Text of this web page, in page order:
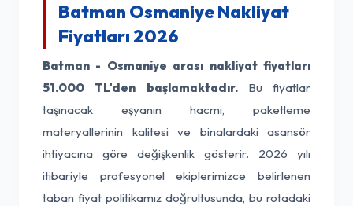
Batman Osmaniye Nakliyat
Fiyatları 2026
Batman - Osmaniye arası nakliyat fiyatları
51.000 TL'den başlamaktadır.Bu fiyatlar
taşınacak eşyanın hacmi, paketleme
materyallerinin kalitesi ve binalardaki asansör
ihtiyacına göre değişkenlik gösterir. 2026 yılı
itibariyle profesyonel ekiplerimizce belirlenen
taban fiyat politikamız doğrultusunda, bu rotadaki